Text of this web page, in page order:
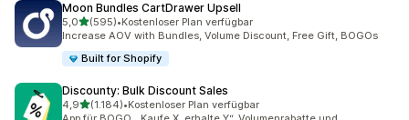
Moon Bundles CartDrawer Upsell
5,0von 5 Sternen
(595)
595 Rezensionen insgesamt
•Kostenloser Plan verfügbar
Increase AOV with Bundles, Volume Discount, Free Gift, BOGOs
Built for Shopify
Discounty: Bulk Discount Sales
4,9von 5 Sternen
(1.184)
1184 Rezensionen insgesamt
•Kostenloser Plan verfügbar